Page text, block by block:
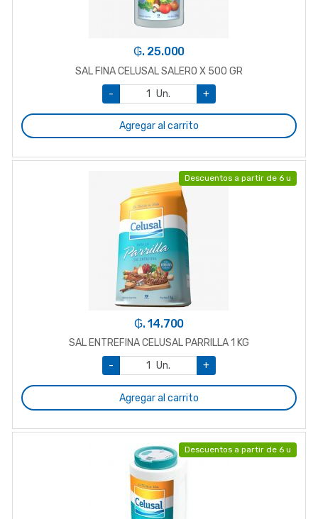
₲. 25.000
SAL FINA CELUSAL SALERO X 500 GR
-
Un. +
Agregar al carrito
Descuentos a partir de 6 u
₲. 14.700
SAL ENTREFINA CELUSAL PARRILLA 1 KG
-
Un. +
Agregar al carrito
Descuentos a partir de 6 u